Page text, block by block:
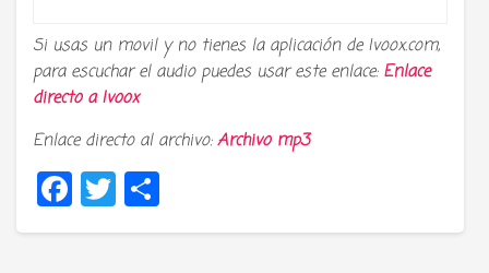
Si usas un movil y no tienes la aplicación de Ivoox.com,
para escuchar el audio puedes usar este enlace: Enlace
directo aIvoox
Enlace directo al archivo:Archivo mp3
Facebook
Twitter